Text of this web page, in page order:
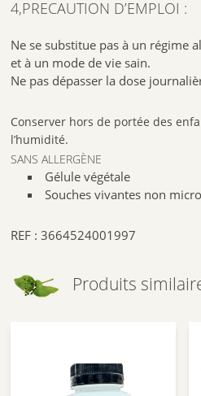
4,PRECAUTION D’EMPLOI :
Ne se substitue pas à un régime
et à un mode de vie sain.
Ne pas dépasser la dose
Conserver hors de portée des
l’humidité.
SANS ALLERGÈNE
Gélule végétale
Souches vivantes non
REF : 3664524001997
Produits